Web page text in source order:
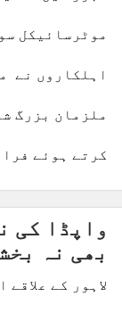
موٹرسائیکل
اہلکاروں نے
ملزمان بزرگ
کرتے ہوئے
واپڈا کی
بھی نہ
لاہور کے